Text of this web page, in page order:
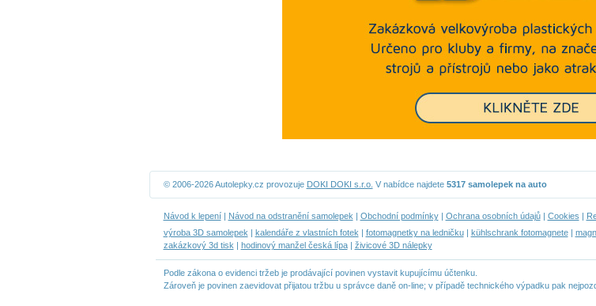
© 2006-2026 Autolepky.cz provozuje DOKI DOKI s.r.o. V nabídce najdete 5317 samolepek na auto
Návod k lepení| Návod na odstranění samolepek | Obchodní podmínky| Ochrana osobních údajů| Cookies |
výroba 3D samolepek | kalendáře z vlastních fotek | fotomagnetky na ledničku| kühlschrank fotomagnete|
zakázkový 3d tisk | hodinový manžel česká lípa| živicové 3D nálepky
Podle zákona o evidenci tržeb je prodávající povinen vystavit kupujícímu účtenku.
Zároveň je povinen zaevidovat přijatou tržbu u správce daně on-line; v případě technického výpadku pak